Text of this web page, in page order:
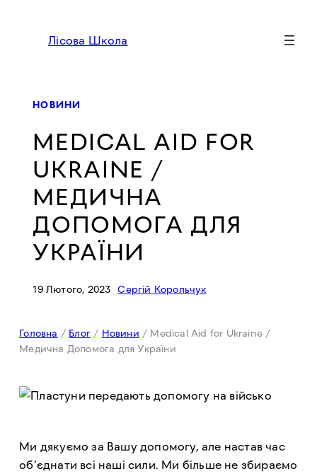
Лісова Школа
НОВИНИ
MEDICAL AID FOR
UKRAINE /
МЕДИЧНА
ДОПОМОГА ДЛЯ
УКРАЇНИ
19 Лютого, 2023 Сергій Корольчук
Головна / Блог / Новини / Medical Aid for Ukraine /
Медична Допомога для України
Ми дякуємо за Вашу допомогу, але настав час
об’єднати всі наші сили. Ми більше не збираємо